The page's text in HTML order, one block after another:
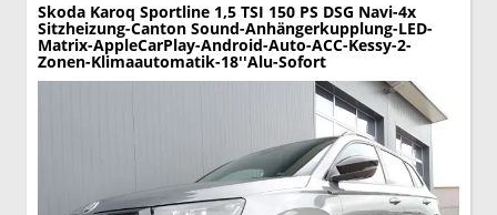
Skoda Karoq Sportline 1,5 TSI 150 PS DSG Navi-4x
Sitzheizung-Canton Sound-Anhängerkupplung-LED-
Matrix-AppleCarPlay-Android-Auto-ACC-Kessy-2-
Zonen-Klimaautomatik-18''Alu-Sofort